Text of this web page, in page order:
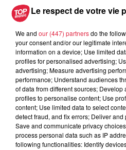
Toute l'actu
16h11
Une journée
Ungersheim
Le respect de votre vie
We and our (447) partnersdo the
your consent and/or our legitimate
information on a device; Use limited
profiles for personalised advertising;
advertising; Measure advertising
performance; Understand audiences
of data from different sources;
profiles to personalise content; Use
content; Use limited data to select
detect fraud, and fix errors; Deliver
Save and communicate privacy
process personal data such as IP
following functionalities: Identify